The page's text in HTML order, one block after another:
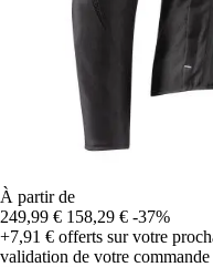
À partir de
249,99 € 158,29 € -37%
+7,91 € offerts sur votre
validation de votre commande